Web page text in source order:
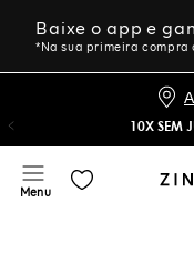
Baixe o app e
*Na sua primeira compra
10X SEM